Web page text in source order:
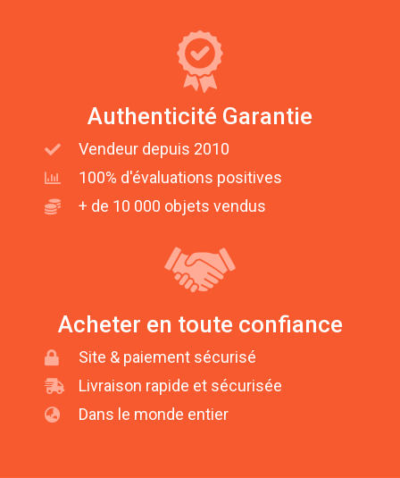
Authenticité Garantie
Vendeur depuis 2010
100% d'évaluations positives
+ de 10 000 objets vendus
Acheter en toute confiance
Site & paiement sécurisé
Livraison rapide et sécurisée
Dans le monde entier